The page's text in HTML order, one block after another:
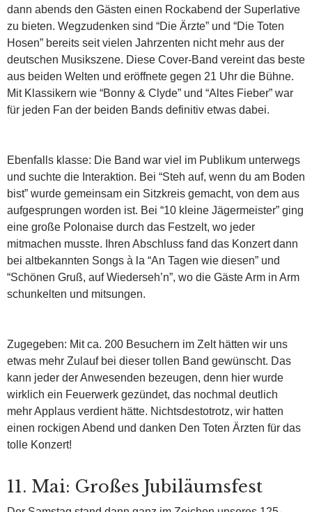
dann abends den Gästen einen Rockabend der Superlative
zu bieten. Wegzudenken sind “Die Ärzte” und “Die Toten
Hosen” bereits seit vielen Jahrzenten nicht mehr aus der
deutschen Musikszene. Diese Cover-Band vereint das beste
aus beiden Welten und eröffnete gegen 21 Uhr die Bühne.
Mit Klassikern wie “Bonny & Clyde” und “Altes Fieber” war
für jeden Fan der beiden Bands definitiv etwas dabei.
Ebenfalls klasse: Die Band war viel im Publikum unterwegs
und suchte die Interaktion. Bei “Steh auf, wenn du am Boden
bist” wurde gemeinsam ein Sitzkreis gemacht, von dem aus
aufgesprungen worden ist. Bei “10 kleine Jägermeister” ging
eine große Polonaise durch das Festzelt, wo jeder
mitmachen musste. Ihren Abschluss fand das Konzert dann
bei altbekannten Songs à la “An Tagen wie diesen” und
“Schönen Gruß, auf Wiederseh’n”, wo die Gäste Arm in Arm
schunkelten und mitsungen.
Zugegeben: Mit ca. 200 Besuchern im Zelt hätten wir uns
etwas mehr Zulauf bei dieser tollen Band gewünscht. Das
kann jeder der Anwesenden bezeugen, denn hier wurde
wirklich ein Feuerwerk gezündet, das nochmal deutlich
mehr Applaus verdient hätte. Nichtsdestotrotz, wir hatten
einen rockigen Abend und danken Den Toten Ärzten für das
tolle Konzert!
11. Mai: Großes Jubiläumsfest